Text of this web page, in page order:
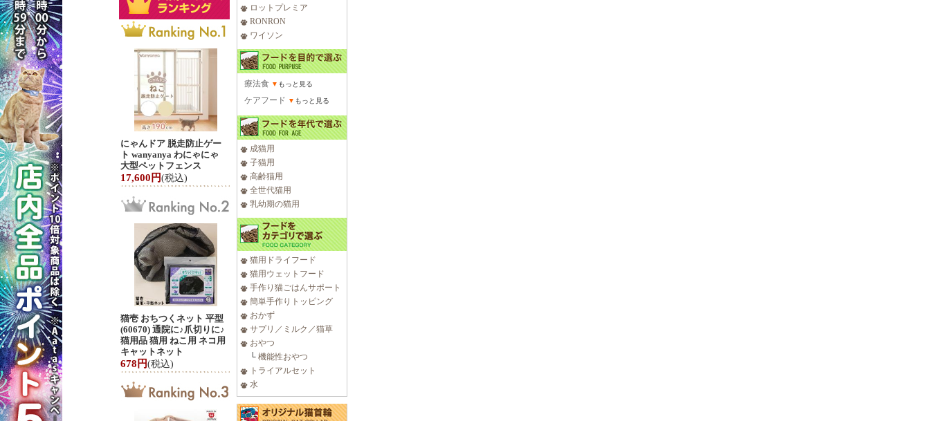
にゃんドア 脱走防止ゲー
ト wanyanya わにゃにゃ
大型ペットフェンス
17,600円(税込)
猫壱 おちつくネット 平型
(60670) 通院に♪爪切りに♪
猫用品 猫用 ねこ用 ネコ用
キャットネット
678円(税込)
ロットプレミア
RONRON
ワイソン
療法食 ▼ もっと見る
ケアフード ▼ もっと見る
成猫用
子猫用
高齢猫用
全世代猫用
乳幼期の猫用
猫用ドライフード
猫用ウェットフード
手作り猫ごはんサポート
簡単手作りトッピング
おかず
サプリ／ミルク／猫草
おやつ
└ 機能性おやつ
トライアルセット
水